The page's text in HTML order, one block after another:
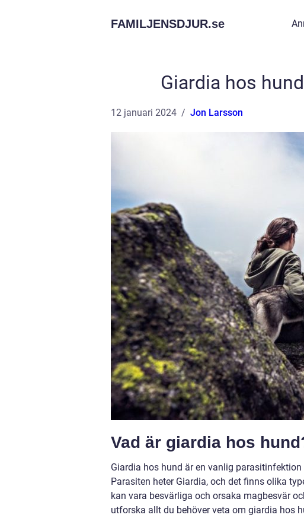
FAMILJENSDJUR.se
Giardia hos
12 januari 2024 Jon Larsson
Vad är giardia hos
Giardia hos hund är en vanlig
Parasiten heter Giardia, och det finns olika
kan vara besvärliga och orsaka magbesvär
utforska allt du behöver veta om giardia hos